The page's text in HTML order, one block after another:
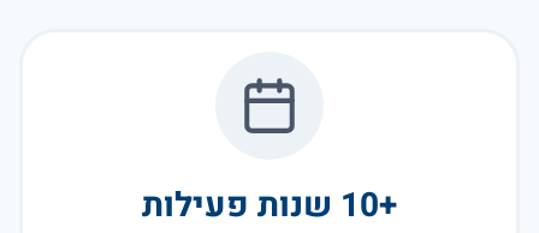
+10 שנות פעילות